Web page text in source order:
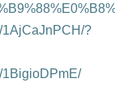
1AjCaJnPCH/?
1BigioDPmE/